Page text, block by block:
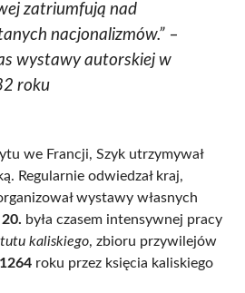
zatriumfują nad
nacjonalizmów.” –
wystawy autorskiej w
roku
we Francji, Szyk utrzymywał
Regularnie odwiedzał kraj,
wystawy własnych
20. była czasem intensywnej pracy
kaliskiego, zbioru przywilejów
1264 roku przez księcia kaliskiego